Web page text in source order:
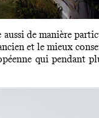
de manière
et le mieux
qui pendant